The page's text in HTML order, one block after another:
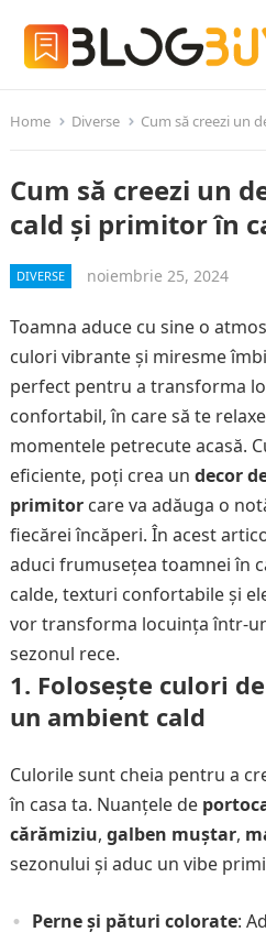
Home Diverse Cum să creezi un
Cum să creezi un
cald și primitor în
DIVERSE noiembrie 25, 2024
Toamna aduce cu sine o
culori vibrante și miresme
perfect pentru a transforma
confortabil, în care să te
momentele petrecute acasă.
eficiente, poți crea un decor
primitorcare va adăuga o
fiecărei încăperi. În acest
aduci frumusețea toamnei în
calde, texturi confortabile și
vor transforma locuința într-
sezonul rece.
1. Folosește culori
un ambient cald
Culorile sunt cheia pentru a
în casa ta. Nuanțele de
cărămiziu, galben muștar,
sezonului și aduc un vibe
Perne și pături colorate: